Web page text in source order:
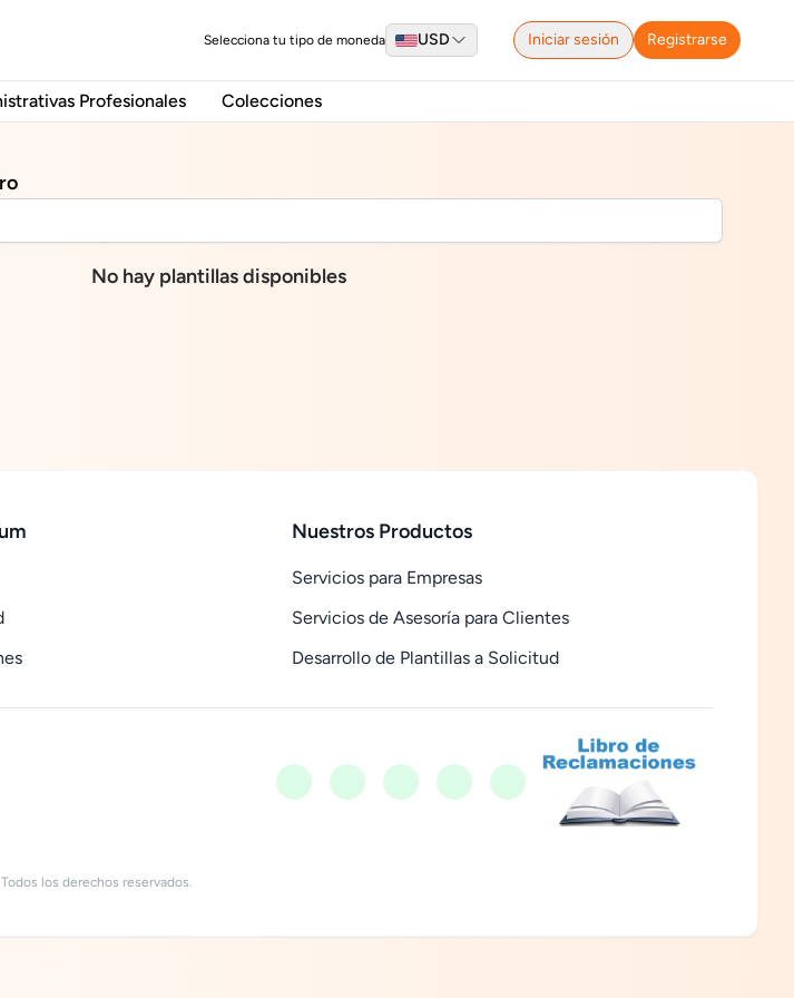
Selecciona tu tipo de moneda USD Iniciar sesión Registrarse
Profesionales Colecciones
No hay plantillas disponibles
Nuestros Productos
Servicios para Empresas
Servicios de Asesoría para Clientes
Desarrollo de Plantillas a Solicitud
los derechos reservados.